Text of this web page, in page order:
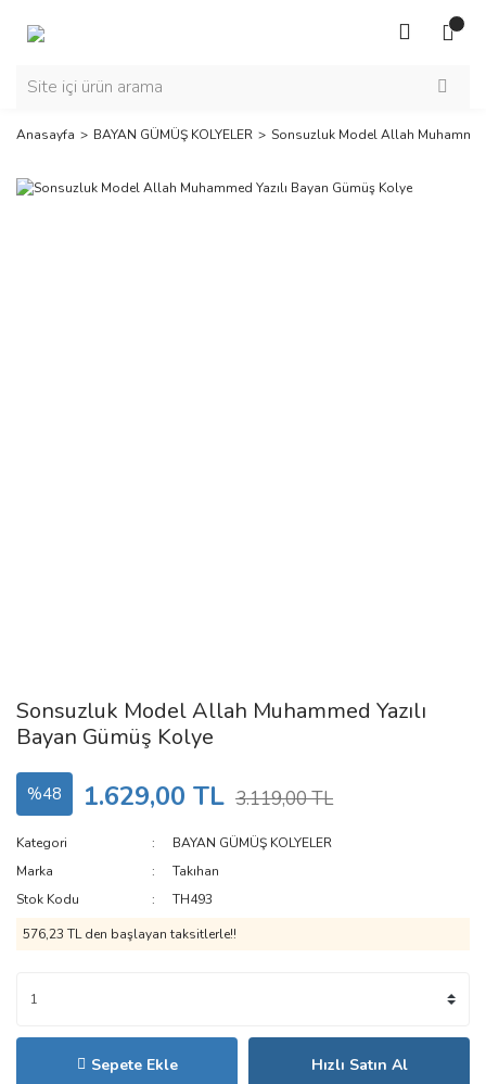
Anasayfa BAYAN GÜMÜŞ KOLYELER Sonsuzluk Model Allah
Sonsuzluk Model Allah Muhammed Yazılı
Bayan Gümüş Kolye
%48 1.629,00 TL 3.119,00 TL
Kategori
BAYAN GÜMÜŞ KOLYELER
Marka
Takıhan
Stok Kodu
TH493
576,23 TL den başlayan taksitlerle!!
Sepete Ekle Hızlı Satın Al